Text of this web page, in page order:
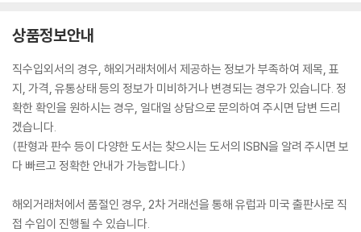
상품정보안내
직수입외서의 경우, 해외거래처에서 제공하는 정보가 부족하여 제목, 표
지, 가격, 유통상태 등의 정보가 미비하거나 변경되는 경우가 있습니다. 정
확한 확인을 원하시는 경우, 일대일 상담으로 문의하여 주시면 답변 드리
겠습니다.
(판형과 판수 등이 다양한 도서는 찾으시는 도서의 ISBN을 알려 주시면 보
다 빠르고 정확한 안내가 가능합니다.)
해외거래처에서 품절인 경우, 2차 거래선을 통해 유럽과 미국 출판사로 직
접 수입이 진행될 수 있습니다.